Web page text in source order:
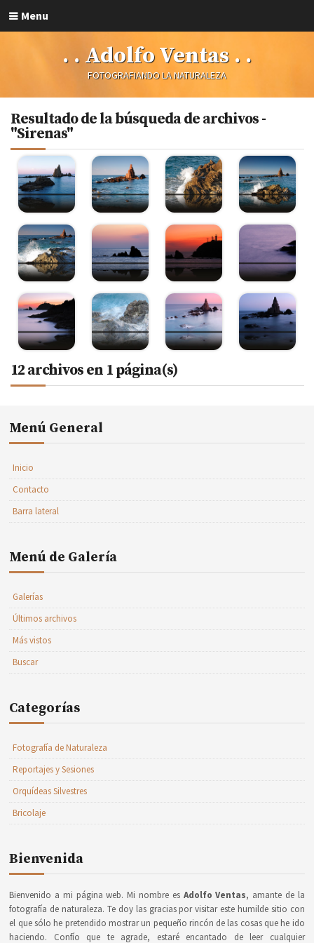
Menu
. . Adolfo Ventas . .
FOTOGRAFIANDO LA NATURALEZA
Resultado de la búsqueda de archivos -
"Sirenas"
12 archivos en 1 página(s)
Menú General
Inicio
Contacto
Barra lateral
Menú de Galería
Galerías
Últimos archivos
Más vistos
Buscar
Categorías
Fotografía de Naturaleza
Reportajes y Sesiones
Orquídeas Silvestres
Bricolaje
Bienvenida
Bienvenido a mi página web. Mi nombre es Adolfo Ventas, amante de la
fotografía de naturaleza. Te doy las gracias por visitar este humilde sitio con
el que sólo he pretendido mostrar un pequeño rincón de las cosas que he ido
haciendo. Confío que te agrade, estaré encantado de leer cualquier